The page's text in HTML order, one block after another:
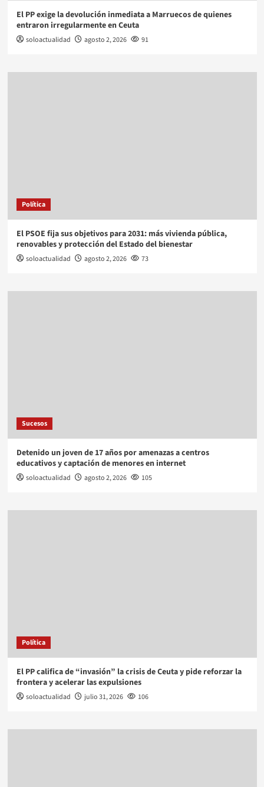
El PP exige la devolución inmediata a Marruecos de quienes
entraron irregularmente en Ceuta
soloactualidad agosto 2, 2026 91
Política
El PSOE fija sus objetivos para 2031: más vivienda pública,
renovables y protección del Estado del bienestar
soloactualidad agosto 2, 2026 73
Sucesos
Detenido un joven de 17 años por amenazas a centros
educativos y captación de menores en internet
soloactualidad agosto 2, 2026 105
Política
El PP califica de “invasión” la crisis de Ceuta y pide reforzar la
frontera y acelerar las expulsiones
soloactualidad julio 31, 2026 106